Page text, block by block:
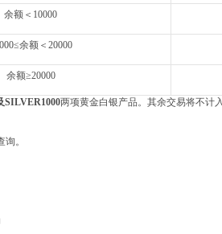
余额＜ 10000
余额＜ 20000
余额≥20000
SILVER1000两项黄金白银产品。其余交易将不计
。